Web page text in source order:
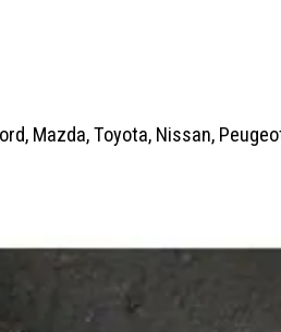
Mazda, Toyota, Nissan,